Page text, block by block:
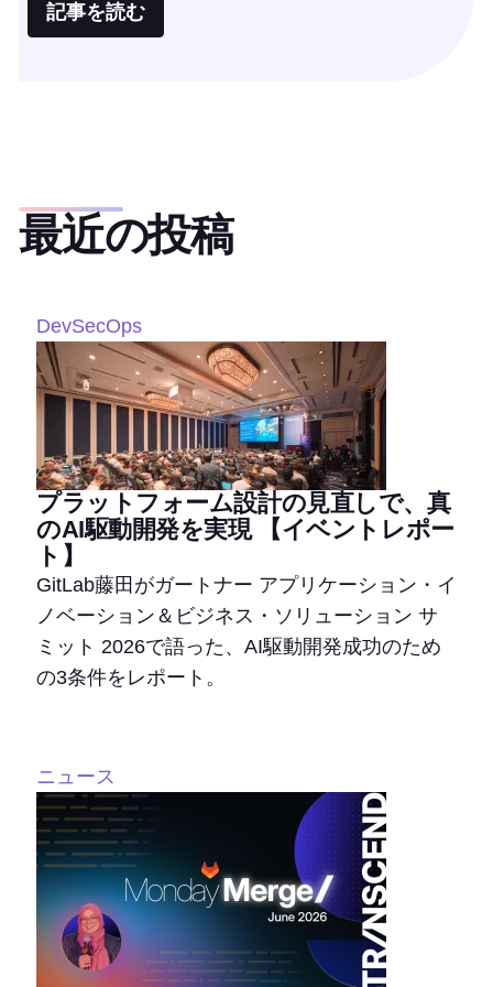
記事を読む
最近の投稿
DevSecOps
プラットフォーム設計の見直しで、真
のAI駆動開発を実現 【イベントレポー
ト】
GitLab藤田がガートナー アプリケーション・イ
ノベーション＆ビジネス・ソリューション サ
ミット 2026で語った、AI駆動開発成功のため
の3条件をレポート。
ニュース